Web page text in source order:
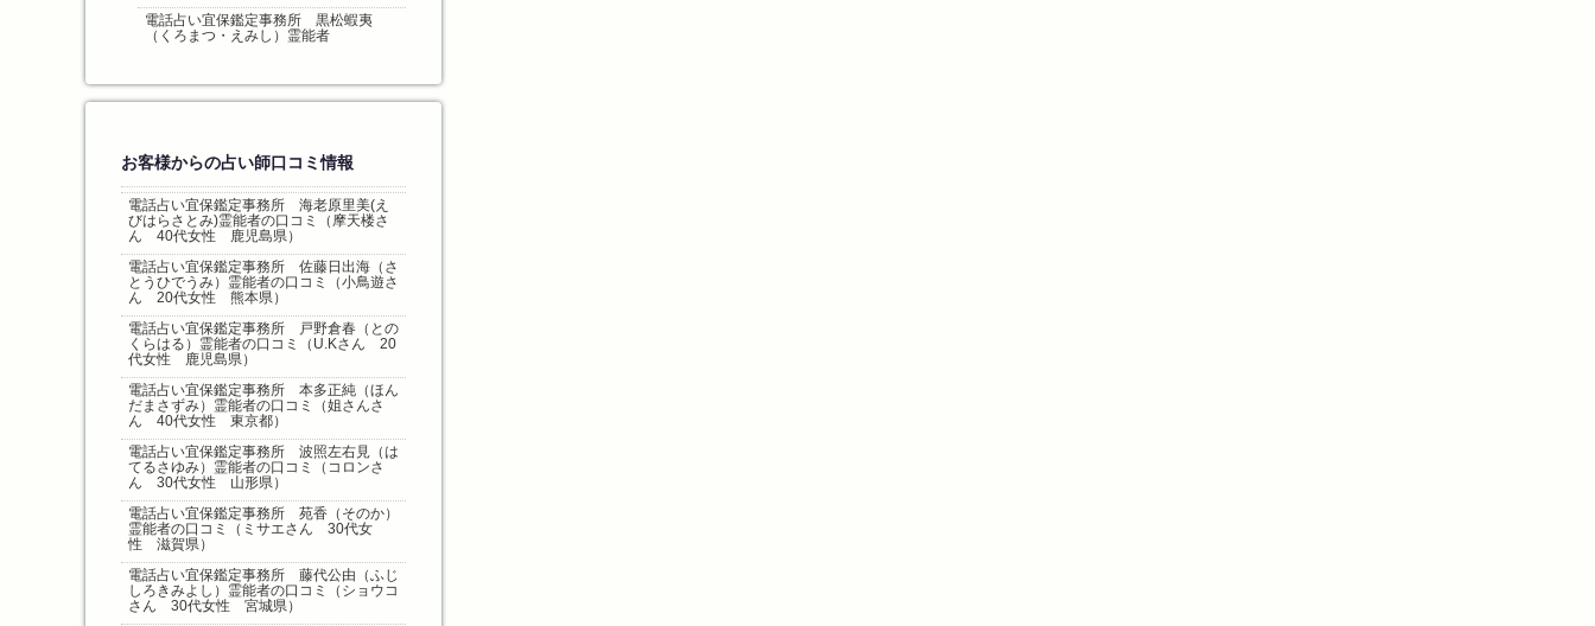
電話占い宜保鑑定事務所 黒松蝦夷
（くろまつ・えみし）霊能者
お客様からの占い師口コミ情報
電話占い宜保鑑定事務所 海老原里美(え
びはらさとみ)霊能者の口コミ（摩天楼さ
ん 40代女性 鹿児島県）
電話占い宜保鑑定事務所 佐藤日出海（さ
とうひでうみ）霊能者の口コミ（小鳥遊さ
ん 20代女性 熊本県）
電話占い宜保鑑定事務所 戸野倉春（との
くらはる）霊能者の口コミ（U.Kさん 20
代女性 鹿児島県）
電話占い宜保鑑定事務所 本多正純（ほん
だまさずみ）霊能者の口コミ（姐さんさ
ん 40代女性 東京都）
電話占い宜保鑑定事務所 波照左右見（は
てるさゆみ）霊能者の口コミ（コロンさ
ん 30代女性 山形県）
電話占い宜保鑑定事務所 苑香（そのか）
霊能者の口コミ（ミサエさん 30代女
性 滋賀県）
電話占い宜保鑑定事務所 藤代公由（ふじ
しろきみよし）霊能者の口コミ（ショウコ
さん 30代女性 宮城県）